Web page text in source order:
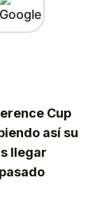
Cup
así su
llegar